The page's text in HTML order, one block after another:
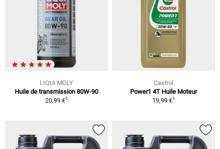
LIQUI MOLY
Huile de transmission 80W-90
20,99 €1
Castrol
Power1 4T Huile Moteur
19,99 €1